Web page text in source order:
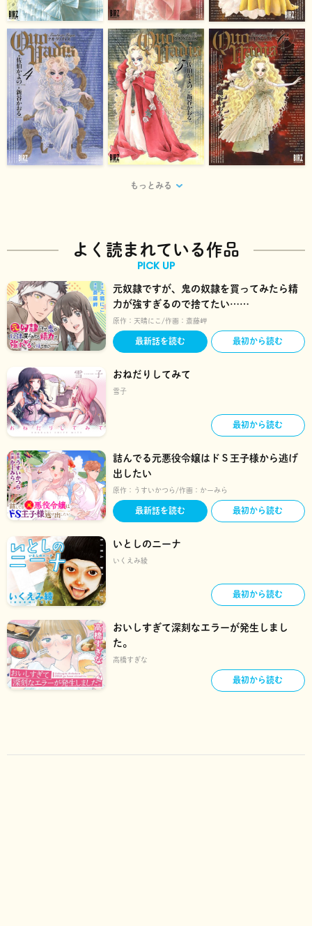
もっとみる
よく読まれている作品
PICK UP
元奴隷ですが、鬼の奴隷を買ってみたら精
力が強すぎるので捨てたい……
原作： 天晴にこ 作画： 斎藤岬
最新話を読む 最初から読む
おねだりしてみて
雪子
最初から読む
詰んでる元悪役令嬢はドＳ王子様から逃げ
出したい
原作： うすいかつら 作画： かーみら
最新話を読む 最初から読む
いとしのニーナ
いくえみ綾
最初から読む
おいしすぎて深刻なエラーが発生しまし
た。
高橋すぎな
最初から読む